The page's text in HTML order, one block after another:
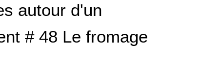
autour d'un
# 48 Le fromage